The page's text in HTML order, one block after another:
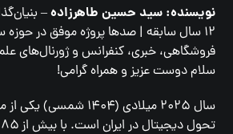
نویسنده: سید حسین طاهرزاده–
۱۲ سال سابقه | صدها پروژه موفق در
فروشگاهی، خبری، کنفرانس و ژورنال‌های
سلام دوست عزیز و همراه گرامی!
سال ۲۰۲۵ میلادی (۱۴۰۴